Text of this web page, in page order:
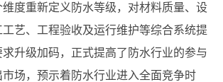
度重新定义防水等级，对材料质量、设
艺、工程验收及运行维护等综合系统提
升级加码，正式提高了防水行业的参与
场，预示着防水行业进入全面竞争时